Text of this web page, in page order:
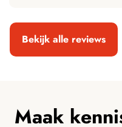
Bekijk alle reviews
Maak